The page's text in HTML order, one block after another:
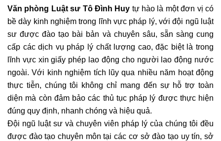
Văn phòng Luật sư Tô Đình Huy tự hào là một đơn vị có
bề dày kinh nghiệm trong lĩnh vực pháp lý, với đội ngũ luật
sư được đào tạo bài bản và chuyên sâu, sẵn sàng cung
cấp các dịch vụ pháp lý chất lượng cao, đặc biệt là trong
lĩnh vực xin giấy phép lao động cho người lao động nước
ngoài. Với kinh nghiệm tích lũy qua nhiều năm hoạt động
thực tiễn, chúng tôi không chỉ mang đến sự hỗ trợ toàn
diện mà còn đảm bảo các thủ tục pháp lý được thực hiện
đúng quy định, nhanh chóng và hiệu quả.
Đội ngũ luật sư và chuyên viên pháp lý của chúng tôi đều
được đào tạo chuyên môn tại các cơ sở đào tạo uy tín, sở